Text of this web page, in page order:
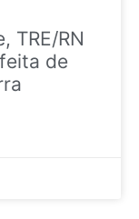
TRE/RN
de